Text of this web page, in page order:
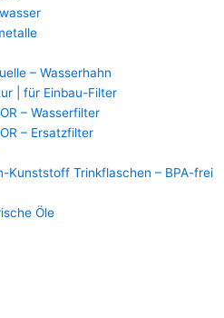
– Wasserhahn
| für Einbau-Filter
– Wasserfilter
– Ersatzfilter
Kunststoff Trinkflaschen – BPA-frei
Öle